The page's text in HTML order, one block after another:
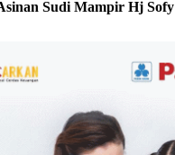
Sudi Mampir Hj Sofy